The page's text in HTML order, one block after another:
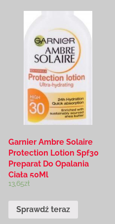
Garnier Ambre Solaire
Protection Lotion Spf30
Preparat Do Opalania
Ciała 50Ml
13,65zł
Sprawdź teraz